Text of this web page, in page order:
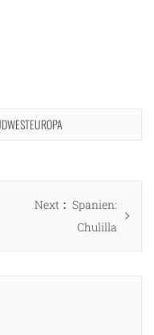
Next
Next
post:
Spanien:
Chulilla